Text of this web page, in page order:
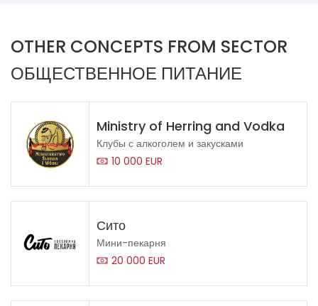
OTHER CONCEPTS FROM SECTOR
ОБЩЕСТВЕННОЕ ПИТАНИЕ
Ministry of Herring and Vodka
Клубы с алкоголем и закусками
10 000 EUR
Сито
Мини-пекарня
20 000 EUR